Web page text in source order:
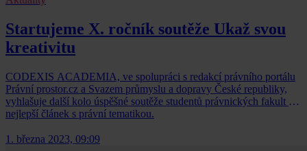
Startujeme X. ročník soutěže Ukaž svou
kreativitu
CODEXIS ACADEMIA, ve spolupráci s redakcí právního portálu
Právní prostor.cz a Svazem průmyslu a dopravy České republiky,
vyhlašuje další kolo úspěšné soutěže studentů právnických fakult o
nejlepší článek s právní tematikou.
1. března 2023, 09:09